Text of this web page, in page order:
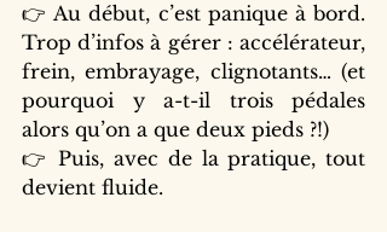
👉 Au début, c’est panique à bord.
Trop d’infos à gérer : accélérateur,
frein, embrayage, clignotants… (et
pourquoi y a-t-il trois pédales
alors qu’on a que deux pieds ?!)
👉 Puis, avec de la pratique, tout
devient fluide.